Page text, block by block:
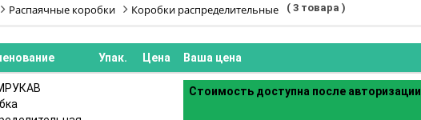
Распаячные коробки Коробки распределительные ( 3 товара )
Упак. Цена Ваша цена
Стоимость доступна после авторизации